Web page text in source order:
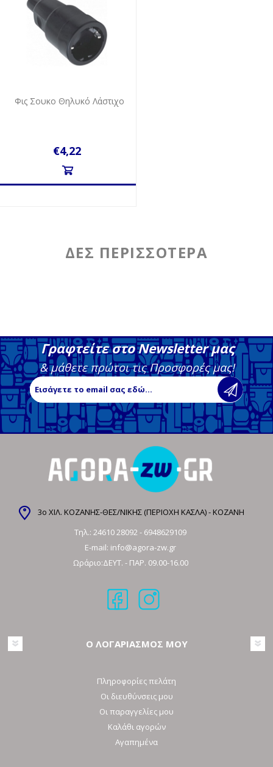
Φις Σουκο Θηλυκό Λάστιχο
€4,22
Γραφτείτε στο Newsletter μας
& μάθετε πρώτοι τις Προσφορές μας!
3ο ΧΙΛ. ΚΟΖΑΝΗΣ-ΘΕΣ/ΝΙΚΗΣ (ΠΕΡΙΟΧΗ ΚΑΣΛΑ) - ΚΟΖΑΝΗ
Τηλ.: 24610 28092- 6948629109
E-mail: info@agora-zw.gr
Ωράριο:ΔΕΥΤ. - ΠΑΡ. 09.00-16.00
Ο ΛΟΓΑΡΙΑΣΜΟΣ ΜΟΥ
Πληροφορίες πελάτη
Οι διευθύνσεις μου
Οι παραγγελίες μου
Καλάθι αγορών
Αγαπημένα